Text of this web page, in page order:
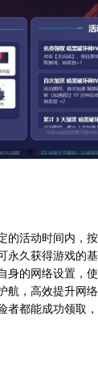
的活动时间内，
永久获得游戏的
身的网络设置，
航，高效提升网
者都能成功领取